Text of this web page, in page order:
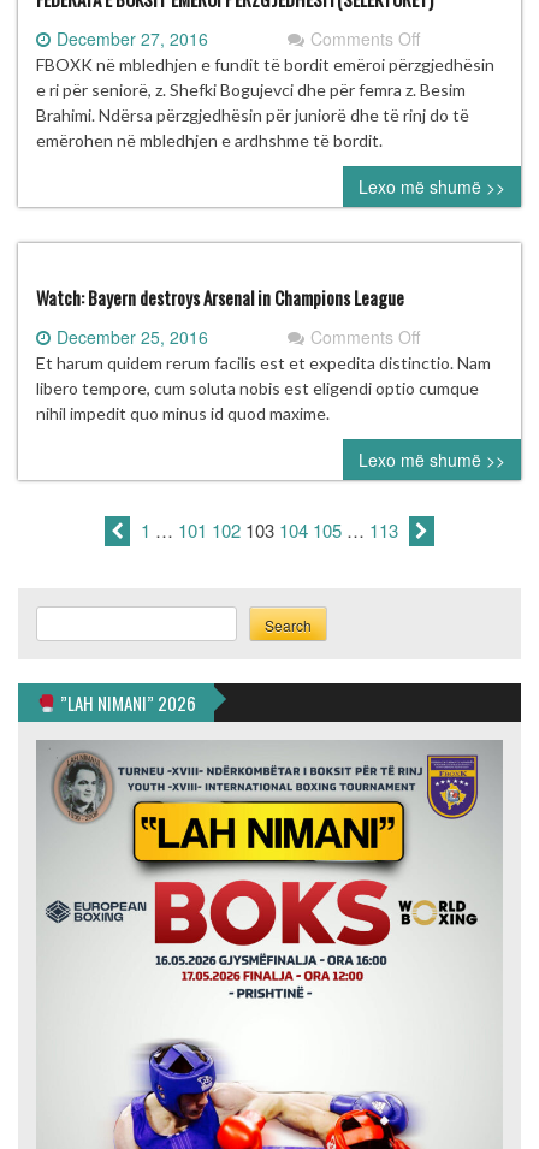
December 27, 2016 Comments Offon
FEDERATA
E
BOKSIT
FBOXK në mbledhjen e fundit të bordit emëroi përzgjedhësin
e ri për seniorë, z. Shefki Bogujevci dhe për femra z. Besim
Brahimi. Ndërsa përzgjedhësin për juniorë dhe të rinj do të
emërohen në mbledhjen e ardhshme të bordit.
Lexo më shumë >>
Watch: Bayern destroys Arsenal in Champions League
December 25, 2016 Comments Offon
Watch:
Bayern
Arsenal
in
Champions
League
Et harum quidem rerum facilis est et expedita distinctio. Nam
libero tempore, cum soluta nobis est eligendi optio cumque
nihil impedit quo minus id quod maxime.
Lexo më shumë >>
1 … 101 102 103 104 105 … 113
Search Search
”LAH NIMANI” 2026